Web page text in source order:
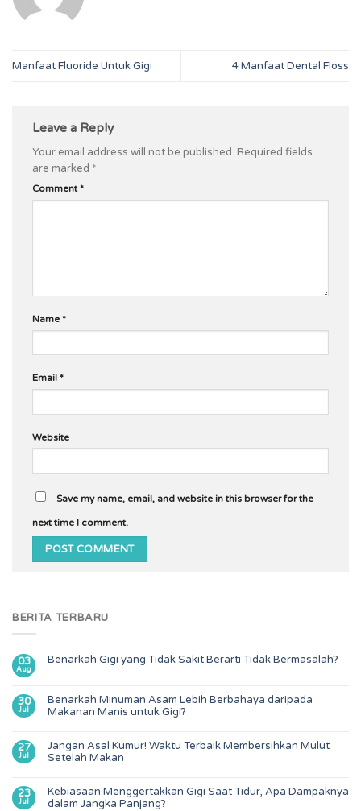
Manfaat Fluoride Untuk Gigi 4 Manfaat Dental Floss
Leave a Reply
Your email address will not be published. Required fields
are marked *
Comment *
Name *
Email *
Website
Save my name, email, and website in this browser for the
next time I comment.
BERITA TERBARU
03
Aug
Benarkah Gigi yang Tidak Sakit Berarti Tidak Bermasalah?
30
Jul
Benarkah Minuman Asam Lebih Berbahaya daripada
Makanan Manis untuk Gigi?
27
Jul
Jangan Asal Kumur! Waktu Terbaik Membersihkan Mulut
Setelah Makan
23
Jul
Kebiasaan Menggertakkan Gigi Saat Tidur, Apa Dampaknya
dalam Jangka Panjang?